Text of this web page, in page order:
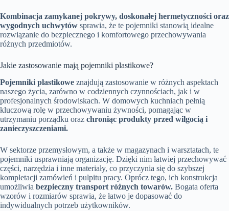
Kombinacja zamykanej pokrywy, doskonałej hermetyczności oraz
wygodnych uchwytów sprawia, że te pojemniki stanowią idealne
rozwiązanie do bezpiecznego i komfortowego przechowywania
różnych przedmiotów.
Jakie zastosowanie mają pojemniki plastikowe?
Pojemniki plastikowe znajdują zastosowanie w różnych aspektach
naszego życia, zarówno w codziennych czynnościach, jak i w
profesjonalnych środowiskach. W domowych kuchniach pełnią
kluczową rolę w przechowywaniu żywności, pomagając w
utrzymaniu porządku oraz chroniąc produkty przed wilgocią i
zanieczyszczeniami.
W sektorze przemysłowym, a także w magazynach i warsztatach, te
pojemniki usprawniają organizację. Dzięki nim łatwiej przechowywać
części, narzędzia i inne materiały, co przyczynia się do szybszej
kompletacji zamówień i pulpitu pracy. Oprócz tego, ich konstrukcja
umożliwia bezpieczny transport różnych towarów. Bogata oferta
wzorów i rozmiarów sprawia, że łatwo je dopasować do
indywidualnych potrzeb użytkowników.